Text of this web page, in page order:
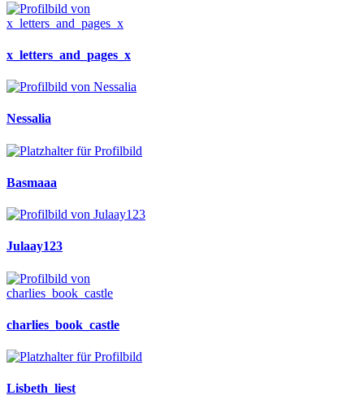
x_letters_and_pages_x
Nessalia
Basmaaa
Julaay123
charlies_book_castle
Lisbeth_liest